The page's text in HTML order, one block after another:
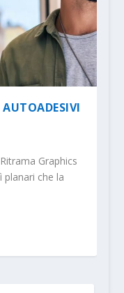
Graphics
planari che la